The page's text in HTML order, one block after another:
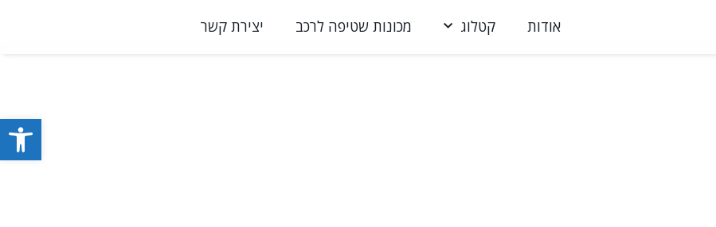
פתח
אודות קטלוג מכונות שטיפה לרכב יצירת קשר